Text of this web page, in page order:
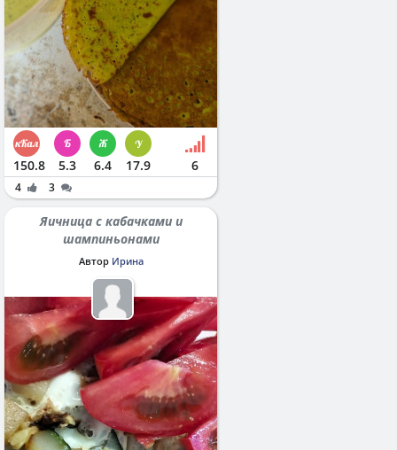
150.8 5.3 6.4 17.9 6
4 3
Яичница с кабачками и
шампиньонами
Автор Ирина